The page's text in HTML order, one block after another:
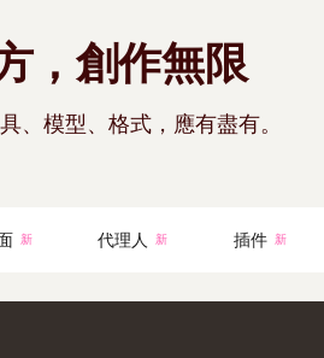
，創作無限
、模型、格式，應有盡有。
新 代理人 新 插件 新